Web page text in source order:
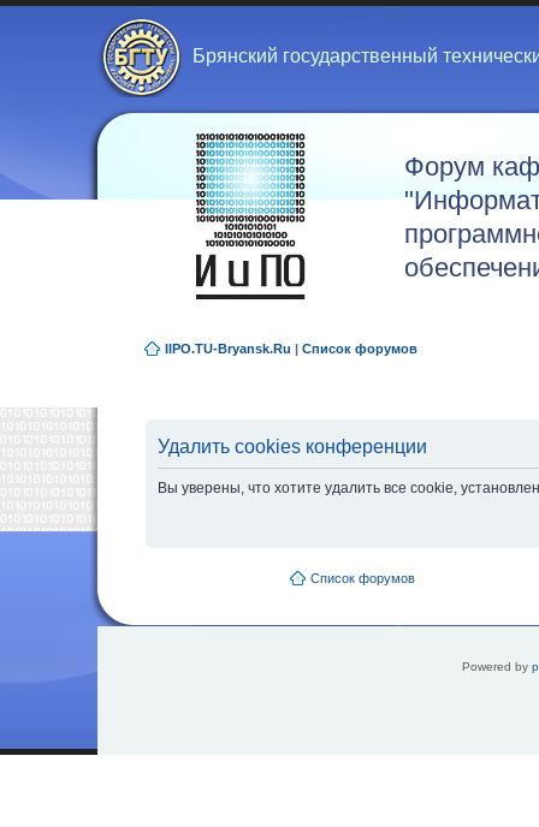
Брянский государственный
Форум
IIPO.TU-Bryansk.Ru | Список форумов
Удалить cookies конференции
Вы уверены, что хотите удалить все cookie,
Список форумов
Powered by